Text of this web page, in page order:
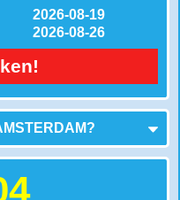
2026-08-19
2026-08-26
?